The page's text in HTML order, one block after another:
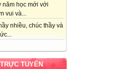
năm học mới với
vui và...
nhiều, chúc thầy và
TUYẾN